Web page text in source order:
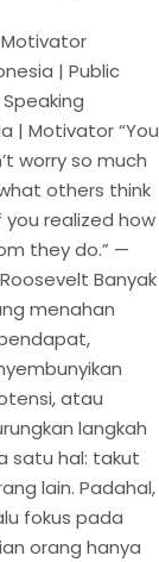
Motivator
| Public
Speaking
| Motivator “You
worry so much
others think
you realized how
they do.” —
Banyak
menahan
atau
langkah
satu hal: takut
lain. Padahal,
fokus pada
orang hanya